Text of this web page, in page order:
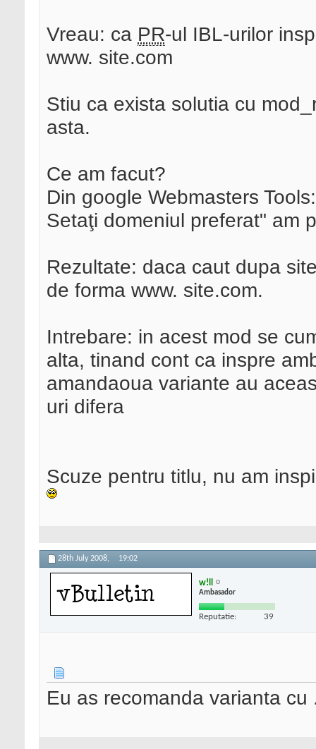
Vreau: ca PR-ul IBL-urilor
www. site.com
Stiu ca exista solutia cu
asta.
Ce am facut?
Din google Webmasters
Setaţi domeniul preferat" am
Rezultate: daca caut dupa
de forma www. site.com.
Intrebare: in acest mod se
alta, tinand cont ca inspre
amandaoua variante au
uri difera
Scuze pentru titlu, nu am
28th July 2008, 19:02
w!ll
Ambasador
Reputatie: 39
Eu as recomanda varianta cu